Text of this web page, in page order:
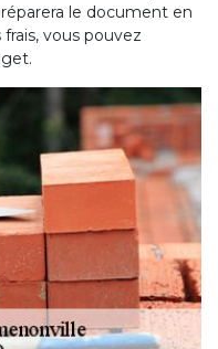
le document en
vous pouvez